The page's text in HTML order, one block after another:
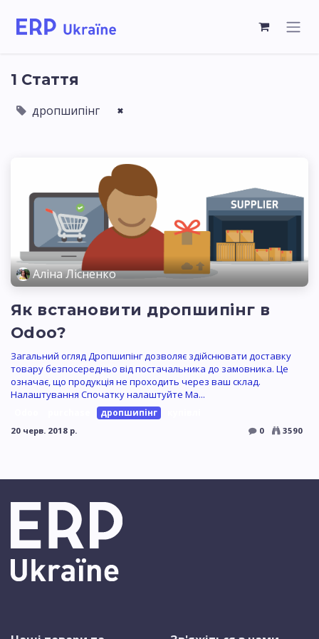
1 Стаття
дропшипінг ×
Аліна Лісненко
Як встановити дропшипінг в
Odoo?
Загальний огляд Дропшипінг дозволяє здійснювати доставку
товару безпосередньо від постачальника до замовника. Це
означає, що продукція не проходить через ваш склад.
Налаштування Спочатку налаштуйте Ма...
дропшипінг
20 черв. 2018 р. 0 3590